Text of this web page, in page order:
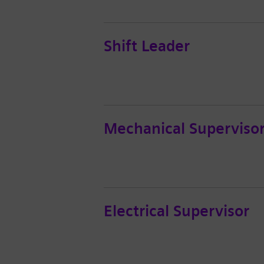
Shift Leader
Mechanical
Electrical Supervisor